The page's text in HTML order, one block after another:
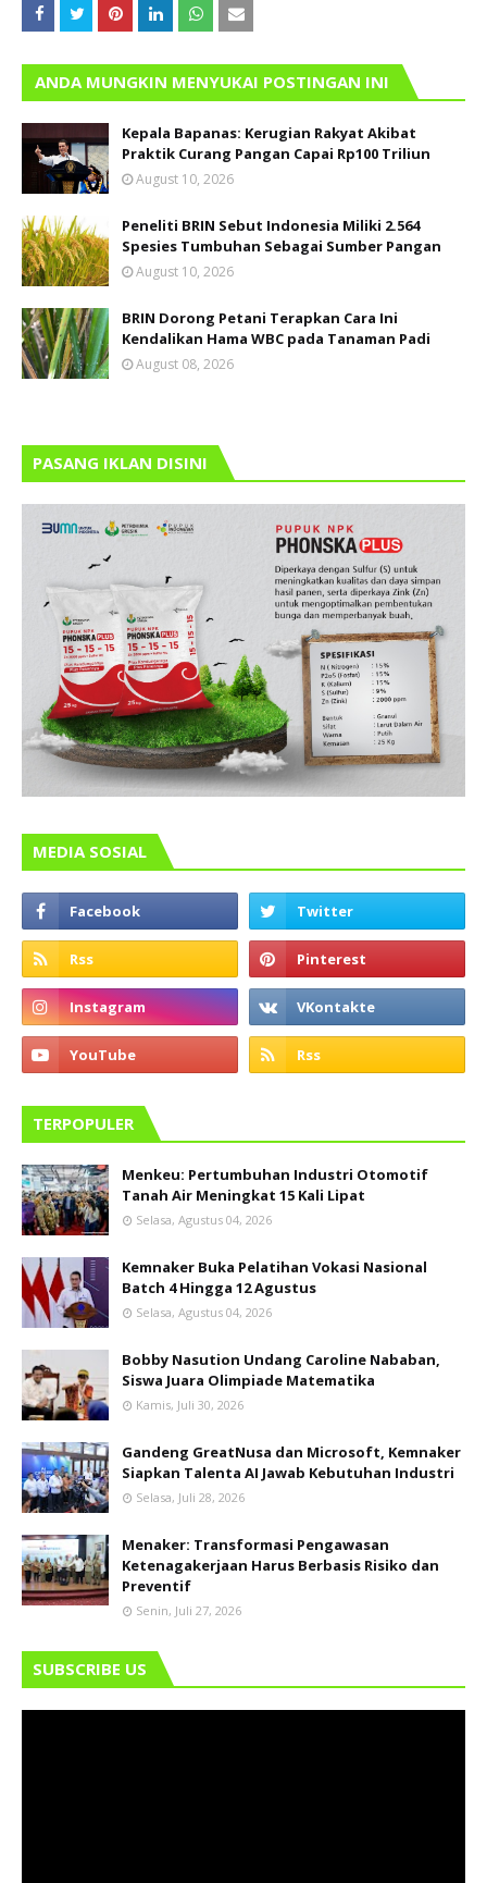
ANDA MUNGKIN MENYUKAI POSTINGAN INI
Kepala Bapanas: Kerugian Rakyat Akibat
Praktik Curang Pangan Capai Rp100 Triliun
August 10, 2026
Peneliti BRIN Sebut Indonesia Miliki 2.564
Spesies Tumbuhan Sebagai Sumber Pangan
August 10, 2026
BRIN Dorong Petani Terapkan Cara Ini
Kendalikan Hama WBC pada Tanaman Padi
August 08, 2026
PASANG IKLAN DISINI
MEDIA SOSIAL
TERPOPULER
Menkeu: Pertumbuhan Industri Otomotif
Tanah Air Meningkat 15 Kali Lipat
Selasa, Agustus 04, 2026
Kemnaker Buka Pelatihan Vokasi Nasional
Batch 4 Hingga 12 Agustus
Selasa, Agustus 04, 2026
Bobby Nasution Undang Caroline Nababan,
Siswa Juara Olimpiade Matematika
Kamis, Juli 30, 2026
Gandeng GreatNusa dan Microsoft, Kemnaker
Siapkan Talenta AI Jawab Kebutuhan Industri
Selasa, Juli 28, 2026
Menaker: Transformasi Pengawasan
Ketenagakerjaan Harus Berbasis Risiko dan
Preventif
Senin, Juli 27, 2026
SUBSCRIBE US